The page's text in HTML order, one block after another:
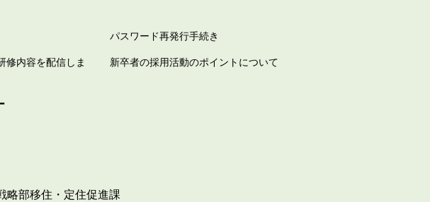
パスワード再発行手続き
修内容を配信しま
新卒者の採用活動のポイントについて
略部移住・定住促進課